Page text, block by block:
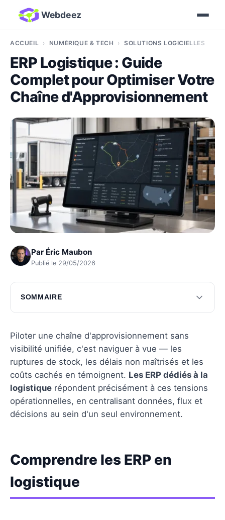
Webdeez
ACCUEIL NUMÉRIQUE & TECH SOLUTIONS LOGICIELLES
ERP Logistique : Guide
Complet pour Optimiser Votre
Chaîne d'Approvisionnement
Par Éric Maubon
Publié le 29/05/2026
SOMMAIRE
Comprendre les ERP en logistique
Intégration de l'ERP dans la chaîne logistique
Choisir le bon ERP pour votre entreprise
Optimisation continue avec un ERP
Questions fréquentes
Piloter une chaîne d'approvisionnement sans
visibilité unifiée, c'est naviguer à vue — les
ruptures de stock, les délais non maîtrisés et les
coûts cachés en témoignent. Les ERP dédiés à la
logistique répondent précisément à ces tensions
opérationnelles, en centralisant données, flux et
décisions au sein d'un seul environnement.
Comprendre les ERP en
logistique